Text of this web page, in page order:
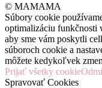
© MAMAMA
Súbory cookie
optimalizáciu funkčnosti
aby sme vám poskytli
súboroch cookie a
môžete kedykoľvek
Prijať všetky cookie
Spravovať Cookies